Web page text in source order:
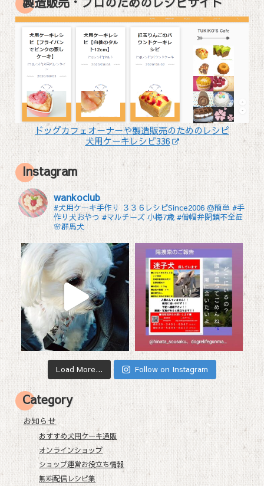
ドッグカフェオーナーや製造販売のためのレシピ
犬用ケーキレシピ336
Instagram
wankoclub
#犬用ケーキ手作り ３３６レシピSince2006 🎂簡単 #手
作り犬おやつ #マルチーズ 小梅7歳 #僧帽弁閉鎖不全症
🌸群馬犬
Load More... Follow on Instagram
Category
お知らせ
おすすめ犬用ケーキ通販
オンラインショップ
ショップ運営お役立ち情報
無料配信レシピ集